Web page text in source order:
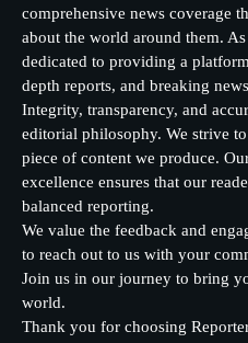
comprehensive news coverage
about the world around them.
dedicated to providing a
depth reports, and breaking
Integrity, transparency, and
editorial philosophy. We strive
piece of content we produce.
excellence ensures that our
balanced reporting.
We value the feedback and
to reach out to us with your
Join us in our journey to bring
world.
Thank you for choosing